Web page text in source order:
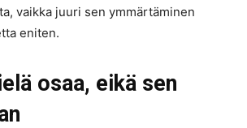
vaikka juuri sen ymmärtäminen
eniten.
osaa, eikä sen